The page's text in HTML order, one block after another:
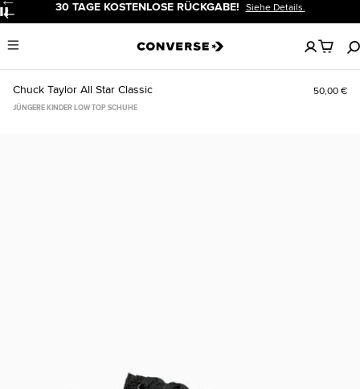
Pause 30 TAGE KOSTENLOSE RÜCKGABE! Siehe Details.
Menu
Keine
artikel
in
Chuck Taylor All Star Classic 50,00 €
JÜNGERE KINDER LOW TOP SCHUHE